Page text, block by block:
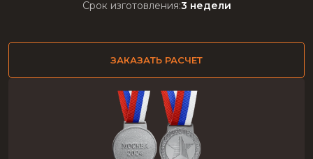
Срок изготовления:3 недели
ЗАКАЗАТЬ РАСЧЕТ